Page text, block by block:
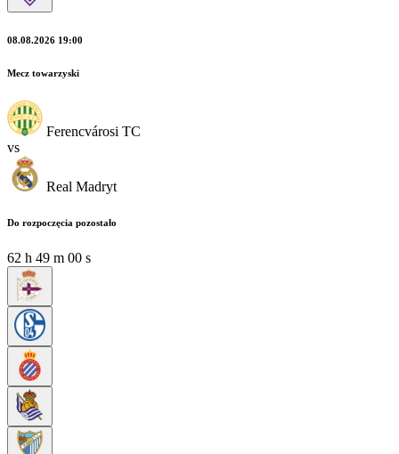
08.08.2026 19:00
Mecz towarzyski
Ferencvárosi TC
vs
Real Madryt
Do rozpoczęcia pozostało
62 h 48 m 58 s